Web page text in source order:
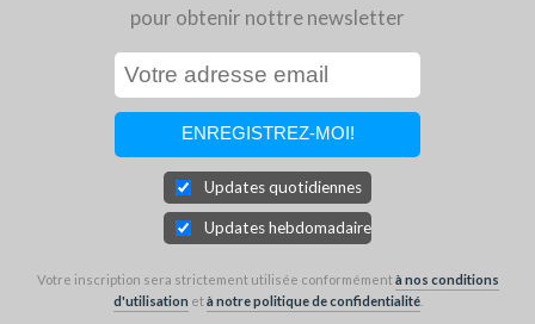
pour obtenir nottre newsletter
Updates quotidiennes
Updates hebdomadaires
Votre inscription sera strictement utilisée conformémentà nos conditions
d'utilisation età notre politique de confidentialité.